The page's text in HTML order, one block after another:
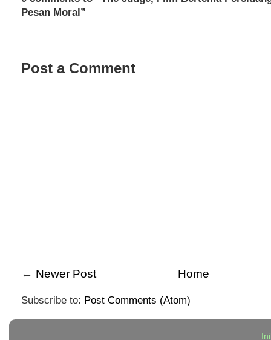
Pesan Moral”
Post a Comment
← Newer Post Home
Subscribe to: Post Comments (Atom)